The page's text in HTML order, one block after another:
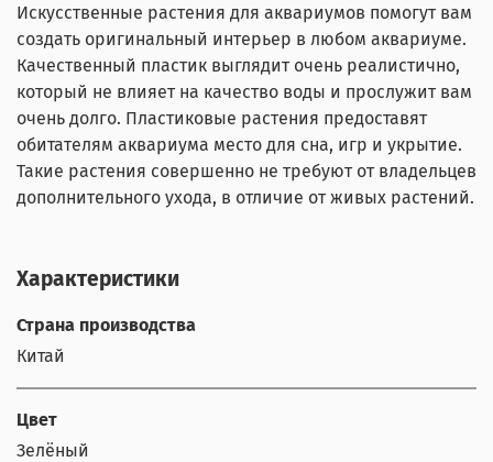
Искусственные растения для аквариумов помогут вам
создать оригинальный интерьер в любом аквариуме.
Качественный пластик выглядит очень реалистично,
который не влияет на качество воды и прослужит вам
очень долго. Пластиковые растения предоставят
обитателям аквариума место для сна, игр и укрытие.
Такие растения совершенно не требуют от владельцев
дополнительного ухода, в отличие от живых растений.
Характеристики
Страна производства
Китай
Цвет
Зелёный